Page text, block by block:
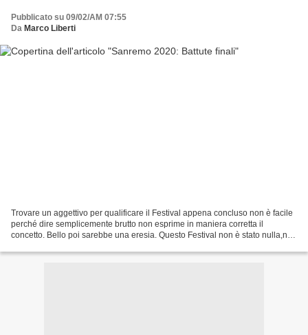
Pubblicato su 09/02/AM 07:55
Da Marco Liberti
Trovare un aggettivo per qualificare il Festival appena concluso non è facile
perché dire semplicemente brutto non esprime in maniera corretta il
concetto. Bello poi sarebbe una eresia. Questo Festival non è stato nulla,né